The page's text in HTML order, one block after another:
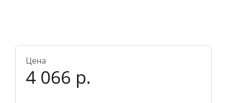
Цена
4 066 р.